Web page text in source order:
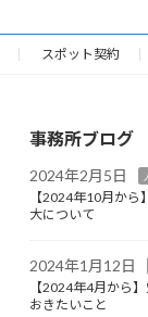
スポット契約
事務所ブログ
2024年2月5日
【2024年10月か
大について
2024年1月12日
【2024年4月から
おきたいこと